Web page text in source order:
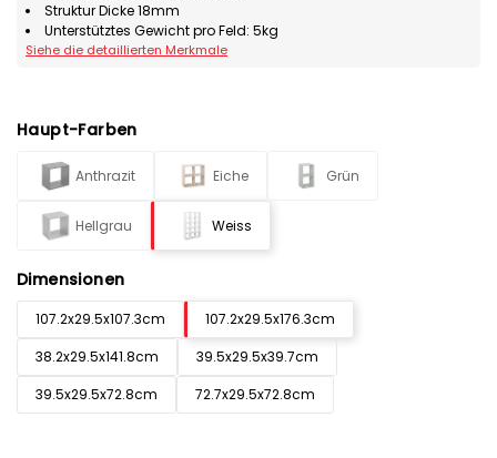
Struktur Dicke 18mm
Unterstütztes Gewicht pro Feld: 5kg
Siehe die detaillierten Merkmale
Haupt-Farben
Anthrazit Eiche Grün
Hellgrau Weiss
Dimensionen
107.2x29.5x107.3cm
107.2x29.5x176.3cm
38.2x29.5x141.8cm
39.5x29.5x39.7cm
39.5x29.5x72.8cm
72.7x29.5x72.8cm